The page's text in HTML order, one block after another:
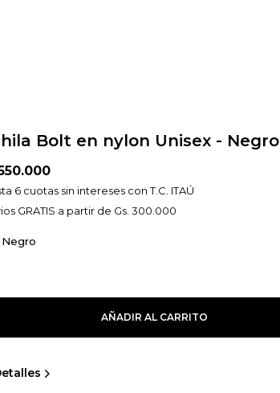
Bolt en nylon Unisex - Negro
6 cuotas sin intereses con T.C. ITAÚ
GRATIS a partir de Gs. 300.000
Negro
AÑADIR AL CARRITO